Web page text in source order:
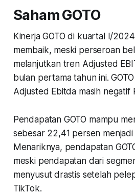
Saham GOTO
Kinerja GOTO di kuartal I/
membaik, meski perseroan
melanjutkan tren Adjusted
bulan pertama tahun ini.
Adjusted Ebitda masih negatif
Pendapatan GOTO mampu
sebesar 22,41 persen
Menariknya, pendapatan
meski pendapatan dari
menyusut drastis setelah
TikTok.